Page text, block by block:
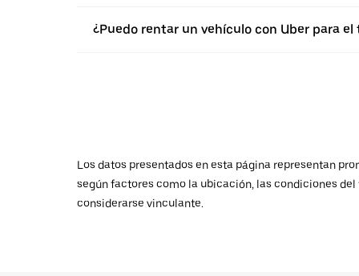
¿Puedo rentar un vehículo con Uber para
Los datos presentados en esta página representan
según factores como la ubicación, las condiciones
considerarse vinculante.